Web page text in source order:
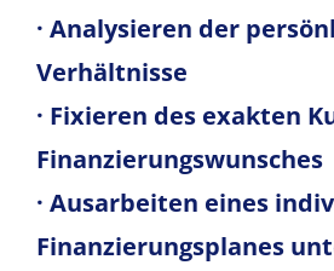
· Analysieren der
Verhältnisse
· Fixieren des exakten
Finanzierungswunsches
· Ausarbeiten eines
Finanzierungsplanes